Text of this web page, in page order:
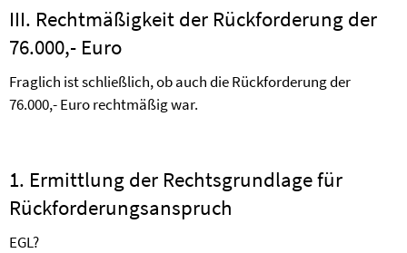
III. Rechtmäßigkeit der Rückforderung der
76.000,- Euro
Fraglich ist schließlich, ob auch die Rückforderung der
76.000,- Euro rechtmäßig war.
1. Ermittlung der Rechtsgrundlage für
Rückforderungsanspruch
EGL?